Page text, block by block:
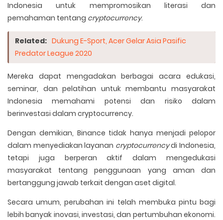
Indonesia untuk mempromosikan literasi dan
pemahaman tentang cryptocurrency.
Related: Dukung E-Sport, Acer Gelar Asia Pasific
Predator League 2020
Mereka dapat mengadakan berbagai acara edukasi,
seminar, dan pelatihan untuk membantu masyarakat
Indonesia memahami potensi dan risiko dalam
berinvestasi dalam cryptocurrency.
Dengan demikian, Binance tidak hanya menjadi pelopor
dalam menyediakan layanan cryptocurrencydi Indonesia,
tetapi juga berperan aktif dalam mengedukasi
masyarakat tentang penggunaan yang aman dan
bertanggung jawab terkait dengan aset digital.
Secara umum, perubahan ini telah membuka pintu bagi
lebih banyak inovasi, investasi, dan pertumbuhan ekonomi.